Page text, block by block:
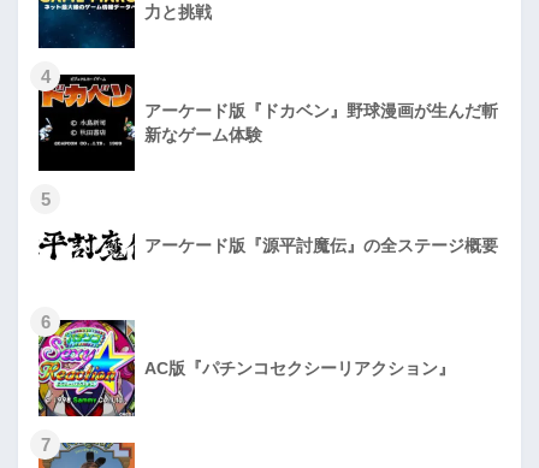
力と挑戦
4
アーケード版『ドカベン』野球漫画が生んだ斬
新なゲーム体験
5
アーケード版『源平討魔伝』の全ステージ概要
6
AC版『パチンコセクシーリアクション』
7